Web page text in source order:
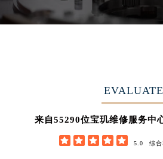
EVALUATE
来自62852位宝玑维修服务中
     5.0 综